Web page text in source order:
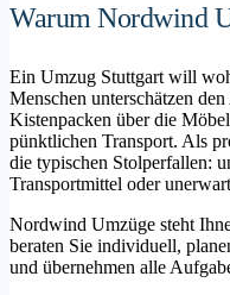
Warum Nordwind
Ein Umzug Stuttgart will
Menschen unterschätzen
Kistenpacken über die
pünktlichen Transport. Als
die typischen Stolperfallen:
Transportmittel oder
Nordwind Umzüge steht
beraten Sie individuell,
und übernehmen alle